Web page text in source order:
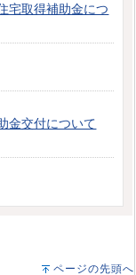
宅取得補助金につ
金交付について
ページの先頭へ